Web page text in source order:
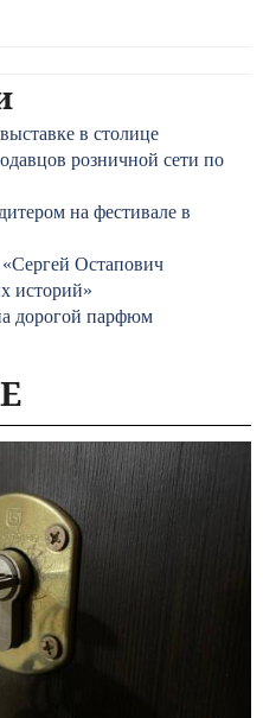
в столице
розничной сети по
на фестивале в
Остапович
историй»
дорогой парфюм